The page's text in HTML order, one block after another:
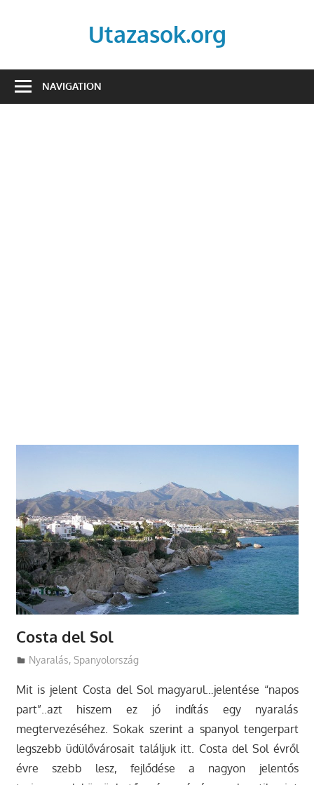
Utazasok.org
NAVIGATION
Costa del Sol
Utazasok.org
Nyaralás,Spanyolország
Mit is jelent Costa del Sol magyarul…jelentése “napos
part”..azt hiszem ez jó indítás egy nyaralás
megtervezéséhez. Sokak szerint a spanyol tengerpart
legszebb üdülővárosait találjuk itt. Costa del Sol évről
évre szebb lesz, fejlődése a nagyon jelentős